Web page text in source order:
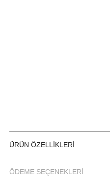
Kumaş Özellik: %100
Kaygan dokuma kumaşıdır.
ÜRÜN ÖZELLIKLERI
ÖDEME SEÇENEKLERI